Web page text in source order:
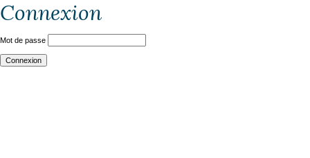
Connexion
Mot de passe